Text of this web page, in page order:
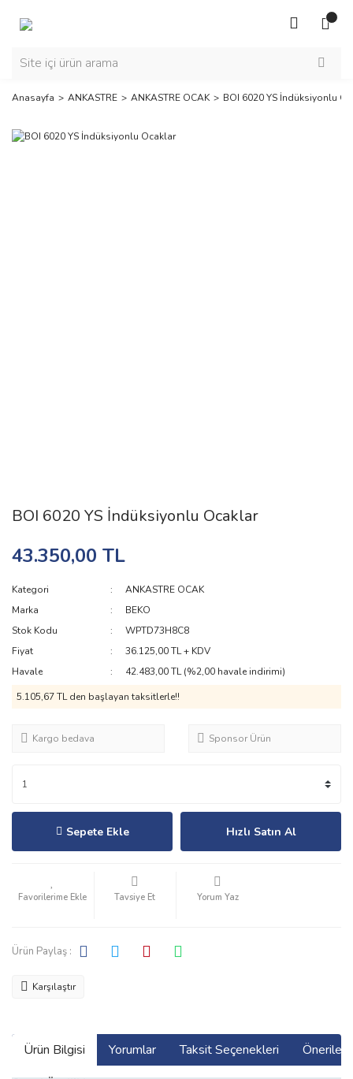
Anasayfa ANKASTRE ANKASTRE OCAK BOI 6020 YS İndüksiyonlu
BOI 6020 YS İndüksiyonlu Ocaklar
43.350,00 TL
Kategori
ANKASTRE OCAK
Marka
BEKO
Stok Kodu
WPTD73H8C8
Fiyat
36.125,00 TL + KDV
Havale
42.483,00 TL (%2,00 havale indirimi)
5.105,67 TL den başlayan taksitlerle!!
Kargo bedava Sponsor Ürün
Sepete Ekle Hızlı Satın Al
Tavsiye Et Yorum Yaz
Ürün Paylaş :
Karşılaştır
Ürün Bilgisi Yorumlar Taksit Seçenekleri